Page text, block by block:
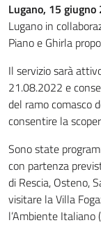
Lugano, 15 giugno
Lugano in
Piano e Ghirla
Il servizio sarà
21.08.2022 e
del ramo comasco
consentire la
Sono state
con partenza
di Rescia, Osteno,
visitare la Villa
l’Ambiente Italiano